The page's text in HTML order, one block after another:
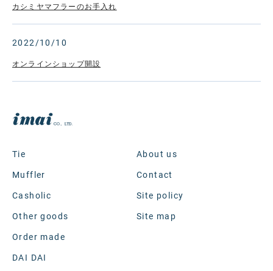
カシミヤマフラーのお手入れ
2022/10/10
オンラインショップ開設
Tie
Muffler
Casholic
Other goods
Order made
DAI DAI
About us
Contact
Site policy
Site map